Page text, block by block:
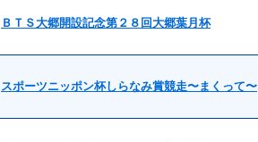
ＢＴＳ大郷開設記念第２８回大郷葉月杯
スポーツニッポン杯しらなみ賞競走〜まくって〜